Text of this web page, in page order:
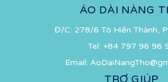
ÁO DÀI NÀNG
Đ/C: 278/6 Tô Hiến Thành,
Tel: +84 797 96 96
Email:
TRỢ GIÚP